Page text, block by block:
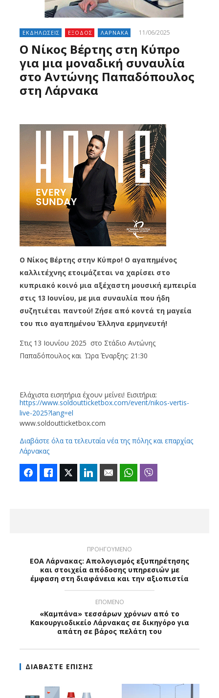
ΕΚΔΗΛΩΣΕΙΣ ΕΞΟΔΟΣ ΛΑΡΝΑΚΑ 11/06/2025
O Nίκος Βέρτης στη Κύπρο
για μια μοναδική συναυλία
στο Αντώνης Παπαδόπουλος
στη Λάρνακα
Ο Νίκος Βέρτης στην Κύπρο! Ο αγαπημένος
καλλιτέχνης ετοιμάζεται να χαρίσει στο
κυπριακό κοινό μια αξέχαστη μουσική εμπειρία
στις 13 Ιουνίου, με μια συναυλία που ήδη
συζητιέται παντού! Ζήσε από κοντά τη μαγεία
του πιο αγαπημένου Έλληνα ερμηνευτή!
Στις 13 Ιουνίου 2025 στο Στάδιο Αντώνης
Παπαδόπουλος και Ώρα Έναρξης: 21:30
Ελάχιστα εισητήρια έχουν μείνει! Εισιτήρια:
https://www.soldoutticketbox.com/event/nikos-vertis-
live-2025?lang=el
www.soldoutticketbox.com
Διαβάστε όλα τα τελευταία νέα της πόλης και επαρχίας
Λάρνακας
FacebookLike Twitter LinkedIn Email WhatsApp
ΠΡΟΗΓΟΥΜΕΝΟ
ΕΟΑ Λάρνακας: Απολογισμός εξυπηρέτησης
και στοιχεία απόδοσης υπηρεσιών με
έμφαση στη διαφάνεια και την αξιοπιστία
ΕΠΟΜΕΝΟ
«Καμπάνα» τεσσάρων χρόνων από το
Κακουργιοδικείο Λάρνακας σε δικηγόρο για
απάτη σε βάρος πελάτη του
ΔΙΑΒΑΣΤΕ ΕΠΙΣΗΣ